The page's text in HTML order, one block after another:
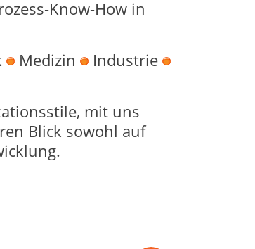
Know-How in
Medizin
Industrie
mit uns
Blick sowohl auf